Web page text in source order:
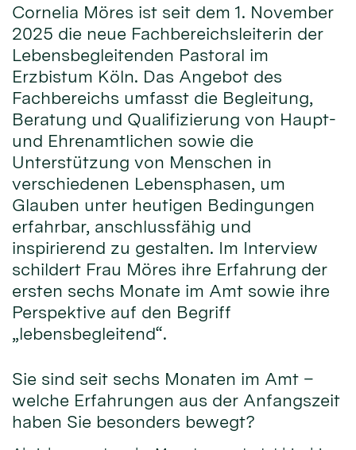
Cornelia Möres ist seit dem 1. November
2025 die neue Fachbereichsleiterin der
Lebensbegleitenden Pastoral im
Erzbistum Köln. Das Angebot des
Fachbereichs umfasst die Begleitung,
Beratung und Qualifizierung von Haupt-
und Ehrenamtlichen sowie die
Unterstützung von Menschen in
verschiedenen Lebensphasen, um
Glauben unter heutigen Bedingungen
erfahrbar, anschlussfähig und
inspirierend zu gestalten. Im Interview
schildert Frau Möres ihre Erfahrung der
ersten sechs Monate im Amt sowie ihre
Perspektive auf den Begriff
„lebensbegleitend“.
Sie sind seit sechs Monaten im Amt –
welche Erfahrungen aus der Anfangszeit
haben Sie besonders bewegt?